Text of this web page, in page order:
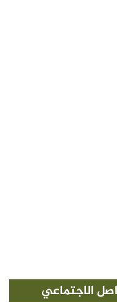
الاجتماعي